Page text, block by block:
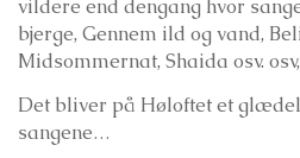
vildere end dengang hvor
bjerge, Gennem ild og vand,
Midsommernat, Shaida osv.
Det bliver på Høloftet et
sangene…